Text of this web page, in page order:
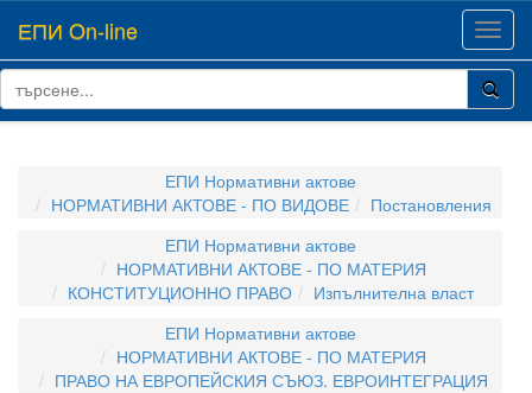
ЕПИ On-line
ЕПИ Нормативни актове
НОРМАТИВНИ АКТОВЕ - ПО ВИДОВЕ
Постановления
ЕПИ Нормативни актове
НОРМАТИВНИ АКТОВЕ - ПО МАТЕРИЯ
КОНСТИТУЦИОННО ПРАВО
Изпълнителна власт
ЕПИ Нормативни актове
НОРМАТИВНИ АКТОВЕ - ПО МАТЕРИЯ
ПРАВО НА ЕВРОПЕЙСКИЯ СЪЮЗ. ЕВРОИНТЕГРАЦИЯ